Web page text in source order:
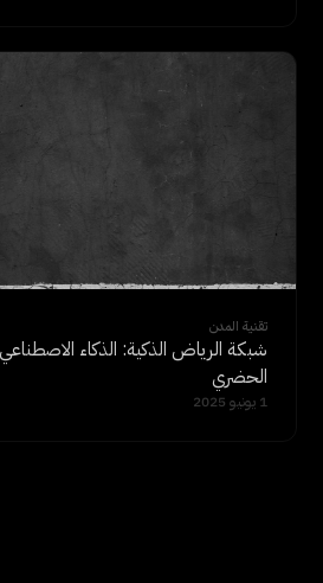
تقنية المدن
شبكة الرياض الذكية: الذكاء الاصطناعي
الحضري
1 يونيو 2025